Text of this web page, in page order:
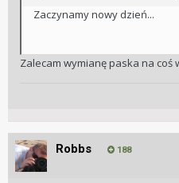
Zaczynamy nowy dzień...
Zalecam wymianę paska na coś
Robbs 188